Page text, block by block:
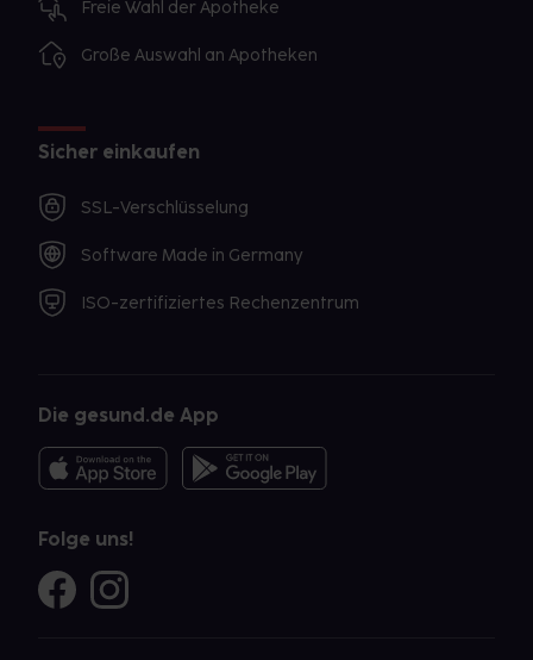
Freie Wahl der Apotheke
Große Auswahl an Apotheken
Sicher einkaufen
SSL-Verschlüsselung
Software Made in Germany
ISO-zertifiziertes Rechenzentrum
Die gesund.de App
Folge uns!